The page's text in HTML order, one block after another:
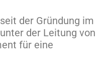
der Gründung im
der Leitung von
für eine